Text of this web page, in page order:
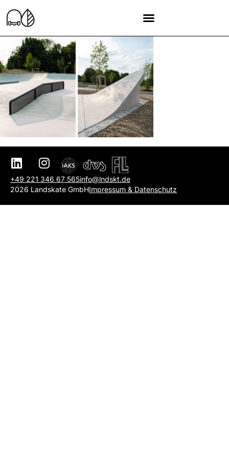
+49 221 346 67 565info@lndskt.de
2026 Landskate GmbHImpressum & Datenschutz